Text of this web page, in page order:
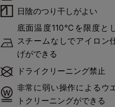
日陰のつり干しがよい
底面温度110℃を限度と
スチームなしでアイロン
げができる
ドライクリーニング禁止
非常に弱い操作によるウ
トクリーニングができる